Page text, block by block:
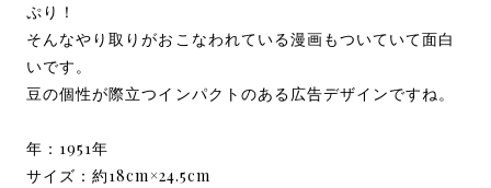
ぷり！
そんなやり取りがおこなわれている漫画もついていて面白
いです。
豆の個性が際立つインパクトのある広告デザインですね。
年：1951年
サイズ：約18cm×24.5cm